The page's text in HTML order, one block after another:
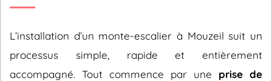
L’installation d’un monte-escalier à Mouzeil suit un
processus simple, rapide et entièrement
accompagné. Tout commence par une prise de